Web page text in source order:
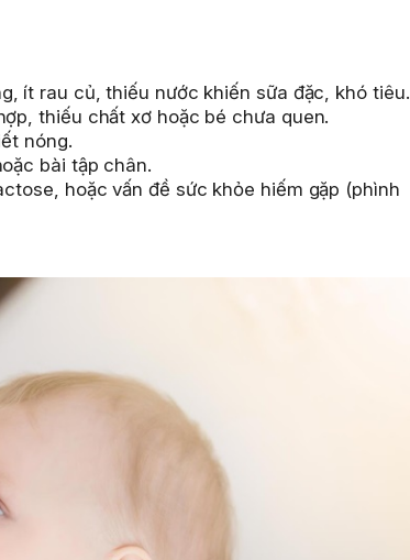
ít rau củ, thiếu nước khiến sữa đặc, khó tiêu.
thiếu chất xơ hoặc bé chưa quen.
nóng.
bài tập chân.
hoặc vấn đề sức khỏe hiếm gặp (phình